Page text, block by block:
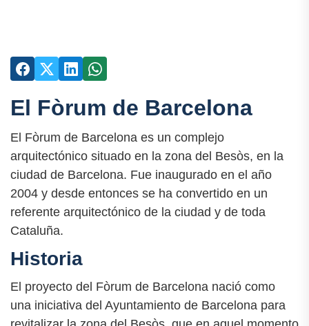
El Fòrum de Barcelona
El Fòrum de Barcelona es un complejo
arquitectónico situado en la zona del Besòs, en la
ciudad de Barcelona. Fue inaugurado en el año
2004 y desde entonces se ha convertido en un
referente arquitectónico de la ciudad y de toda
Cataluña.
Historia
El proyecto del Fòrum de Barcelona nació como
una iniciativa del Ayuntamiento de Barcelona para